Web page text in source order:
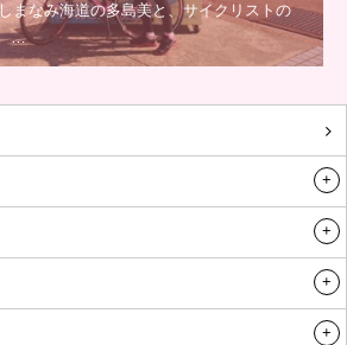
まなみ海道の多島美と、サイクリストの
…